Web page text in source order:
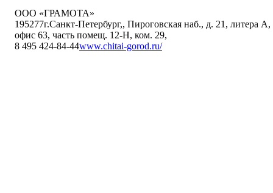
ООО «ГРАМОТА»
195277г.Санкт-Петербург,, Пироговская наб., д. 21, литера А,
офис 63, часть помещ. 12-Н, ком. 29,
8 495 424-84-44www.chitai-gorod.ru/